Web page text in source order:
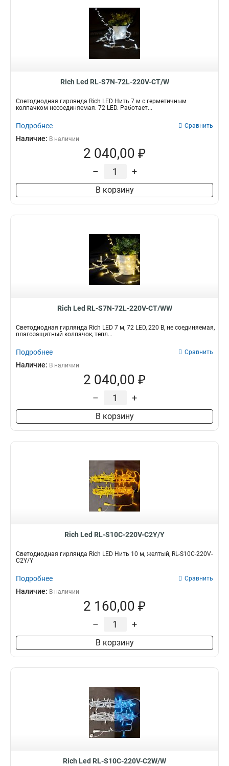
Rich Led RL-S7N-72L-220V-CT/W
Светодиодная гирлянда Rich LED Нить 7 м с герметичным
колпачком несоединяемая. 72 LED. Работает...
Подробнее Сравнить
Наличие: В наличии
2 040,00 ₽
– +
В корзину
Rich Led RL-S7N-72L-220V-CT/WW
Светодиодная гирлянда Rich LED 7 м, 72 LED, 220 В, не соединяемая,
влагозащитный колпачок, тепл...
Подробнее Сравнить
Наличие: В наличии
2 040,00 ₽
– +
В корзину
Rich Led RL-S10C-220V-C2Y/Y
Светодиодная гирлянда Rich LED Нить 10 м, желтый, RL-S10C-220V-
C2Y/Y
Подробнее Сравнить
Наличие: В наличии
2 160,00 ₽
– +
В корзину
Rich Led RL-S10C-220V-C2W/W